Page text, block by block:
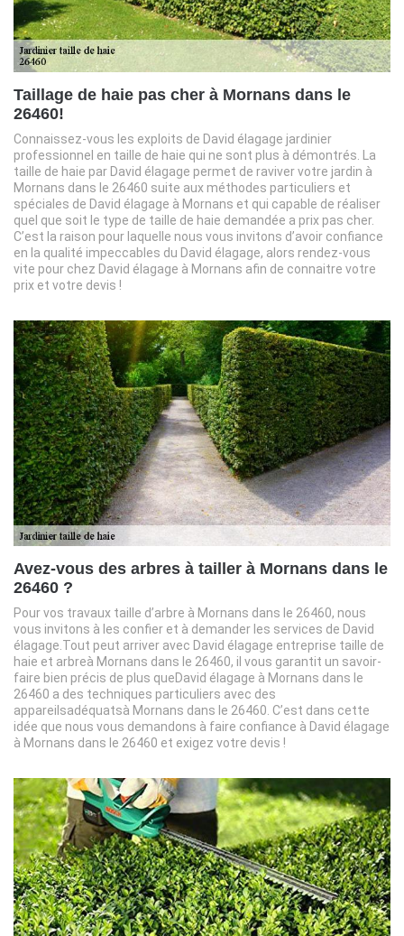
Taillage de haie pas cher à Mornans dans le
26460!
Connaissez-vous les exploits de David élagage jardinier
professionnel en taille de haie qui ne sont plus à démontrés. La
taille de haie par David élagage permet de raviver votre jardin à
Mornans dans le 26460 suite aux méthodes particuliers et
spéciales de David élagage à Mornans et qui capable de réaliser
quel que soit le type de taille de haie demandée a prix pas cher.
C’est la raison pour laquelle nous vous invitons d’avoir confiance
en la qualité impeccables du David élagage, alors rendez-vous
vite pour chez David élagage à Mornans afin de connaitre votre
prix et votre devis !
Avez-vous des arbres à tailler à Mornans dans le
26460 ?
Pour vos travaux taille d’arbre à Mornans dans le 26460, nous
vous invitons à les confier et à demander les services de David
élagage.Tout peut arriver avec David élagage entreprise taille de
haie et arbreà Mornans dans le 26460, il vous garantit un savoir-
faire bien précis de plus queDavid élagage à Mornans dans le
26460 a des techniques particuliers avec des
appareilsadéquatsà Mornans dans le 26460. C’est dans cette
idée que nous vous demandons à faire confiance à David élagage
à Mornans dans le 26460 et exigez votre devis !